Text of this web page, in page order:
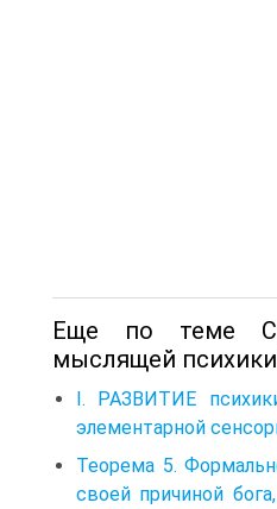
Еще по теме
мыслящей
I. РАЗВИТИЕ
элементарной
Теорема 5.
своей причиной